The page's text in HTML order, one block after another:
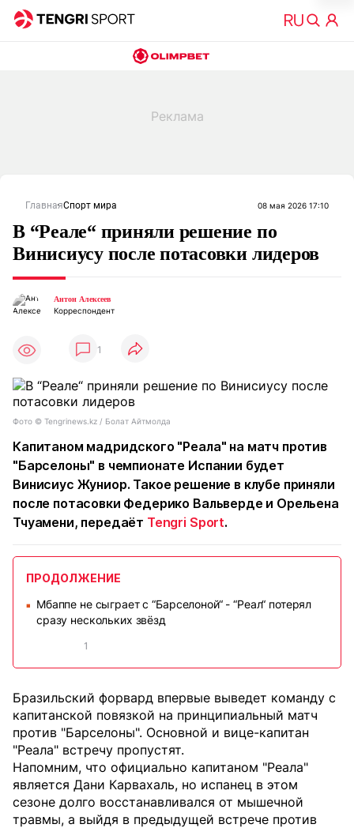
ГлавнаяСпорт мира 08 мая 2026 17:10
В “Реале“ приняли решение по
Винисиусу после потасовки лидеров
Антон Алексеев
Корреспондент
1
Фото © Tengrinews.kz / Болат Айтмолда
Капитаном мадридского "Реала" на матч против
"Барселоны" в чемпионате Испании будет
Винисиус Жуниор. Такое решение в клубе приняли
после потасовки Федерико Вальверде и Орельена
Тчуамени, передаёт Tengri Sport.
ПРОДОЛЖЕНИЕ
■
Мбаппе не сыграет с “Барселоной“ - “Реал“ потерял
сразу нескольких звёзд
1
Бразильский форвард впервые выведет команду с
капитанской повязкой на принципиальный матч
против "Барселоны". Основной и вице-капитан
"Реала" встречу пропустят.
Напомним, что официально капитаном "Реала"
является Дани Карвахаль, но испанец в этом
сезоне долго восстанавливался от мышечной
травмы, а выйдя в предыдущей встрече против